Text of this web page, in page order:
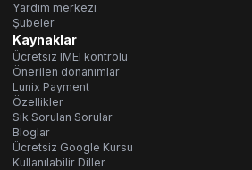
Yardım merkezi
Şubeler
Kaynaklar
Ücretsiz IMEI kontrolü
Önerilen donanımlar
Lunix Payment
Özellikler
Sık Sorulan Sorular
Bloglar
Ücretsiz Google Kursu
Kullanılabilir Diller